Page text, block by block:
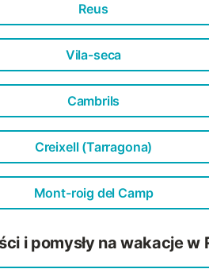
Reus
Vila-seca
Cambrils
Creixell (Tarragona)
Mont-roig del Camp
i pomysły na wakacje w